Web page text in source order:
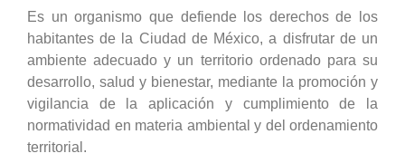
Es un organismo que defiende los derechos de los
habitantes de la Ciudad de México, a disfrutar de un
ambiente adecuado y un territorio ordenado para su
desarrollo, salud y bienestar, mediante la promoción y
vigilancia de la aplicación y cumplimiento de la
normatividad en materia ambiental y del ordenamiento
territorial.